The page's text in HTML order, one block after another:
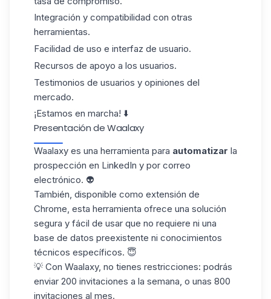
Integración y compatibilidad con otras
herramientas.
Facilidad de uso e interfaz de usuario.
Recursos de apoyo a los usuarios.
Testimonios de usuarios y opiniones del
mercado.
¡Estamos en marcha! ⬇️
Presentación de Waalaxy
Waalaxy es una herramienta para automatizar la
prospección en LinkedIn y por correo
electrónico. 👽
También, disponible como extensión de
Chrome, esta herramienta ofrece una solución
segura y fácil de usar que no requiere ni una
base de datos preexistente ni conocimientos
técnicos específicos. 😇
💡 Con Waalaxy, no tienes restricciones: podrás
enviar 200 invitaciones a la semana, o unas 800
invitaciones al mes.